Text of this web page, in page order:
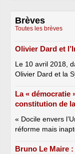
Brèves
Toutes les brèves
Olivier Dard et
Le 10 avril 2018,
Olivier Dard et la
La « démocratie
constitution de
« Docile envers
réforme mais
Bruno Le Maire